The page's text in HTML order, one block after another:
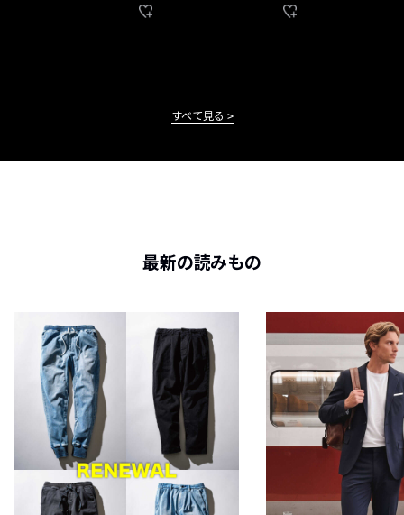
すべて見る
最新の読みもの